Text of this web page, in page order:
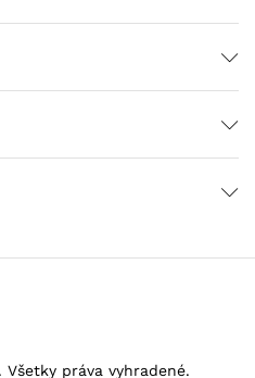
Všetky práva vyhradené.